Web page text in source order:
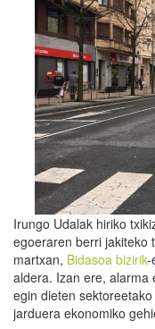
Irungo Udalak hiriko
egoeraren berri jakiteko
martxan, Bidasoa bizirik-
aldera. Izan ere, alarma
egin dieten
jarduera ekonomiko